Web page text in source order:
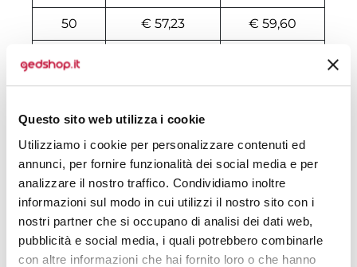
Questo sito web utilizza i cookie
Utilizziamo i cookie per personalizzare contenuti ed
annunci, per fornire funzionalità dei social media e per
analizzare il nostro traffico. Condividiamo inoltre
informazioni sul modo in cui utilizzi il nostro sito con i
nostri partner che si occupano di analisi dei dati web,
pubblicità e social media, i quali potrebbero combinarle
con altre informazioni che hai fornito loro o che hanno
50 € 57,23 € 59,60
100
200 € 54,14 € 57,80
500 € 53,35
€ 52,11
1500 € 51,95 € 56,31
2000 € 51,80 € 56,24
3000 € 51,64 € 56,16